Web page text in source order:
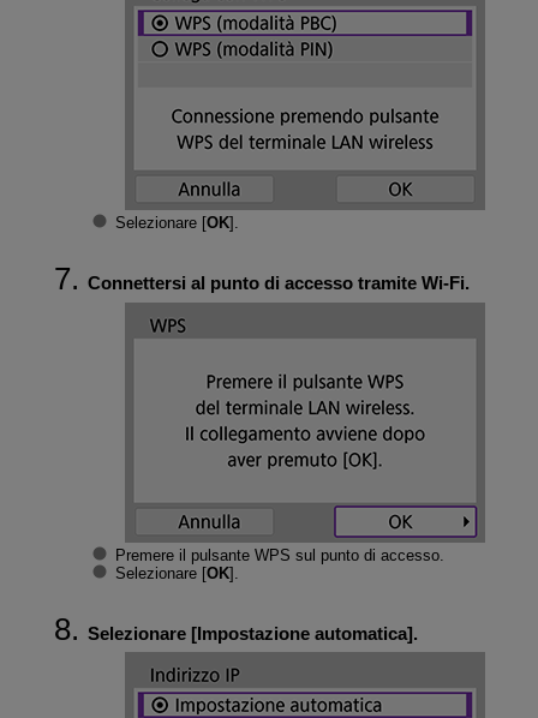
Selezionare [OK].
Connettersi al punto di accesso tramite Wi-Fi.
Premere il pulsante WPS sul punto di accesso.
Selezionare [OK].
Selezionare [Impostazione automatica].